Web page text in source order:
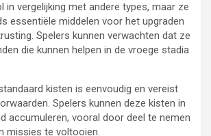
in vergelijking met andere types, maar ze
essentiële middelen voor het upgraden
Spelers kunnen verwachten dat ze
die kunnen helpen in de vroege stadia
kisten is eenvoudig en vereist
Spelers kunnen deze kisten in
accumuleren, vooral door deel te nemen
missies te voltooien.